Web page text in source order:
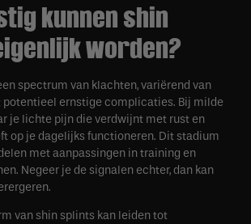
kunnen shin
worden?
spectrum van klachten, variërend van
ernstige complicaties. Bij milde
je lichte pijn die verdwijnt met rust en
op je dagelijks functioneren. Dit stadium
met aanpassingen in training en
Negeer je de signalen echter, dan kan
van shin splints kan leiden tot